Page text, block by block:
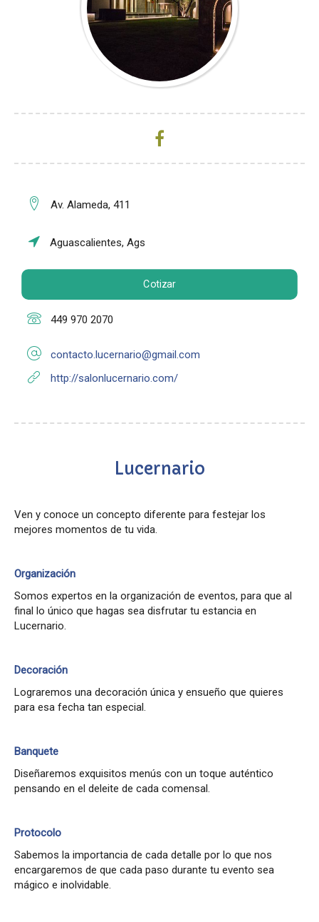
Av. Alameda, 411
Aguascalientes, Ags
Cotizar
449 970 2070
contacto.lucernario@gmail.com
http://salonlucernario.com/
Lucernario
Ven y conoce un concepto diferente para festejar los
mejores momentos de tu vida.
Organización
Somos expertos en la organización de eventos, para que al
final lo único que hagas sea disfrutar tu estancia en
Lucernario.
Decoración
Lograremos una decoración única y ensueño que quieres
para esa fecha tan especial.
Banquete
Diseñaremos exquisitos menús con un toque auténtico
pensando en el deleite de cada comensal.
Protocolo
Sabemos la importancia de cada detalle por lo que nos
encargaremos de que cada paso durante tu evento sea
mágico e inolvidable.